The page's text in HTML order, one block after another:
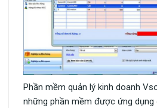
Phần mềm quản lý kinh doanh
những phần mềm được ứng dụng